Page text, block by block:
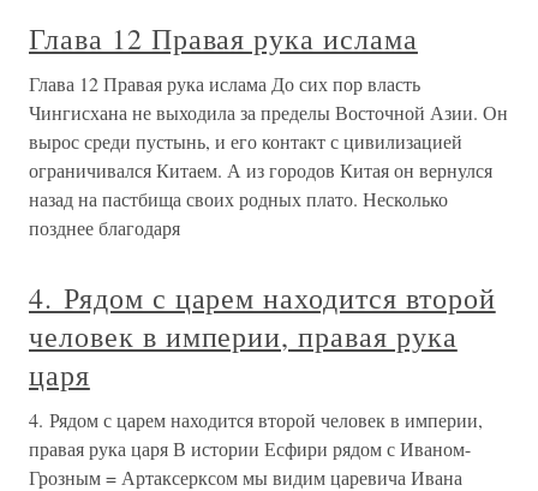
Глава 12 Правая рука ислама
Глава 12 Правая рука ислама До сих пор власть
Чингисхана не выходила за пределы Восточной Азии. Он
вырос среди пустынь, и его контакт с цивилизацией
ограничивался Китаем. А из городов Китая он вернулся
назад на пастбища своих родных плато. Несколько
позднее благодаря
4. Рядом с царем находится второй
человек в империи, правая рука
царя
4. Рядом с царем находится второй человек в империи,
правая рука царя В истории Есфири рядом с Иваном-
Грозным = Артаксерксом мы видим царевича Ивана